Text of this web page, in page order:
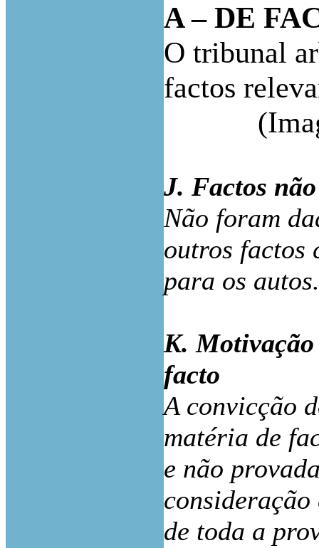
A – DE
O tribunal
factos
J. Factos
Não foram
outros factos
para os autos.
K.
facto
A convicção
matéria de
e não
de toda a